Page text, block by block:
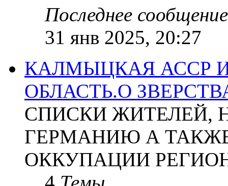
Последнее сообщение
31 янв 2025, 20:27
КАЛМЫЦКАЯ АССР
ОБЛАСТЬ.О
СПИСКИ ЖИТЕЛЕЙ,
ГЕРМАНИЮ А
ОККУПАЦИИ